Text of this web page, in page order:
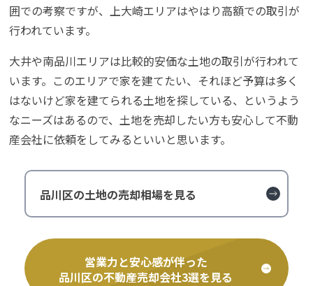
囲での考察ですが、上大崎エリアはやはり高額での取引が
行われています。
大井や南品川エリアは比較的安価な土地の取引が行われて
います。このエリアで家を建てたい、それほど予算は多く
はないけど家を建てられる土地を探している、というよう
なニーズはあるので、土地を売却したい方も安心して不動
産会社に依頼をしてみるといいと思います。
品川区の土地の売却相場を見る
営業力と安心感が伴った
品川区の不動産売却会社3選を見る